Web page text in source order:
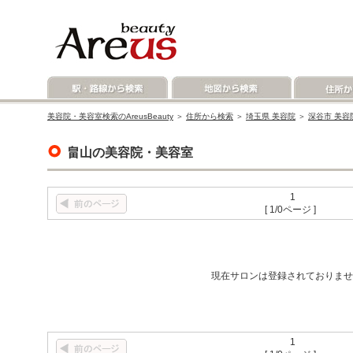
美容院・美容室検索のAreusBeauty ＞ 住所から検索 ＞ 埼玉県 美容院 ＞ 深谷市 美容
畠山の美容院・美容室
1
[ 1/0ページ ]
現在サロンは登録されておりま
1